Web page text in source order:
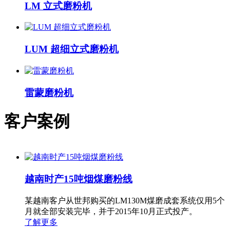
LM 立式磨粉机
LUM 超细立式磨粉机
雷蒙磨粉机
客户案例
越南时产15吨烟煤磨粉线
某越南客户从世邦购买的LM130M煤磨成套系统仅用5个
月就全部安装完毕，并于2015年10月正式投产。
了解更多